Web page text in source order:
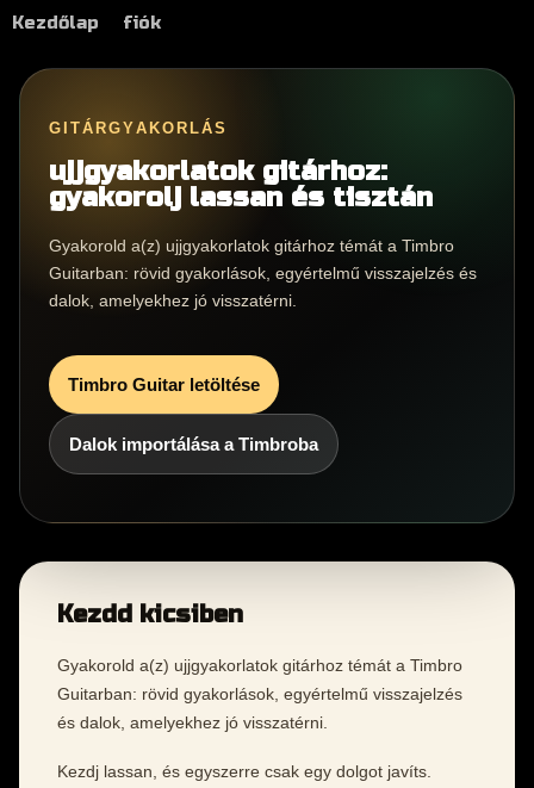
Kezdőlap fiók
GITÁRGYAKORLÁS
ujjgyakorlatok gitárhoz:
gyakorolj lassan és tisztán
Gyakorold a(z) ujjgyakorlatok gitárhoz témát a Timbro
Guitarban: rövid gyakorlások, egyértelmű visszajelzés és
dalok, amelyekhez jó visszatérni.
Timbro Guitar letöltése
Dalok importálása a Timbroba
Kezdd kicsiben
Gyakorold a(z) ujjgyakorlatok gitárhoz témát a Timbro
Guitarban: rövid gyakorlások, egyértelmű visszajelzés
és dalok, amelyekhez jó visszatérni.
Kezdj lassan, és egyszerre csak egy dolgot javíts.